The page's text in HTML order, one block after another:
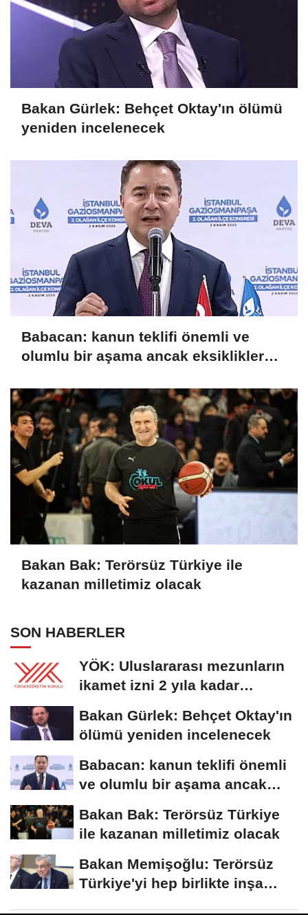
Bakan Gürlek: Behçet Oktay'ın ölümü
yeniden incelenecek
Babacan: kanun teklifi önemli ve
olumlu bir aşama ancak eksiklikler
Bakan Bak: Terörsüz Türkiye ile
kazanan milletimiz olacak
SON HABERLER
YÖK: Uluslararası mezunların
ikamet izni 2 yıla kadar
Bakan Gürlek: Behçet Oktay'ın
ölümü yeniden incelenecek
Babacan: kanun teklifi önemli
ve olumlu bir aşama ancak
Bakan Bak: Terörsüz Türkiye
ile kazanan milletimiz olacak
Bakan Memişoğlu: Terörsüz
Türkiye'yi hep birlikte inşa